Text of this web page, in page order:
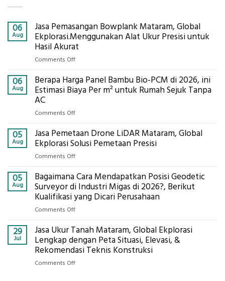
06
Aug
Jasa Pemasangan Bowplank Mataram, Global
Ekplorasi.Menggunakan Alat Ukur Presisi untuk
Hasil Akurat
Comments Offon
Pemasangan
Bowplank
Ukur
Presisi
untuk
Akurat
06
Aug
Berapa Harga Panel Bambu Bio-PCM di 2026, ini
Estimasi Biaya Per m² untuk Rumah Sejuk Tanpa
AC
Comments Offon
Harga
Panel
di
2026,
ini
Estimasi
Per
m²
untuk
05
Aug
Jasa Pemetaan Drone LiDAR Mataram, Global
Ekplorasi Solusi Pemetaan Presisi
Comments Offon
Pemetaan
Drone
LiDAR
Mataram,
Solusi
Pemetaan
Presisi
05
Aug
Bagaimana Cara Mendapatkan Posisi Geodetic
Surveyor di Industri Migas di 2026?, Berikut
Kualifikasi yang Dicari Perusahaan
Comments Offon
Cara
Mendapatkan
Posisi
29
Jul
Jasa Ukur Tanah Mataram, Global Ekplorasi
Lengkap dengan Peta Situasi, Elevasi, &
Rekomendasi Teknis Konstruksi
Comments Offon